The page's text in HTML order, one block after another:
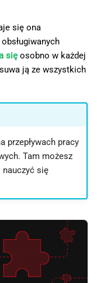
się ona
się osobno w każdej
ją ze wszystkich
przepływach pracy
Tam możesz
się